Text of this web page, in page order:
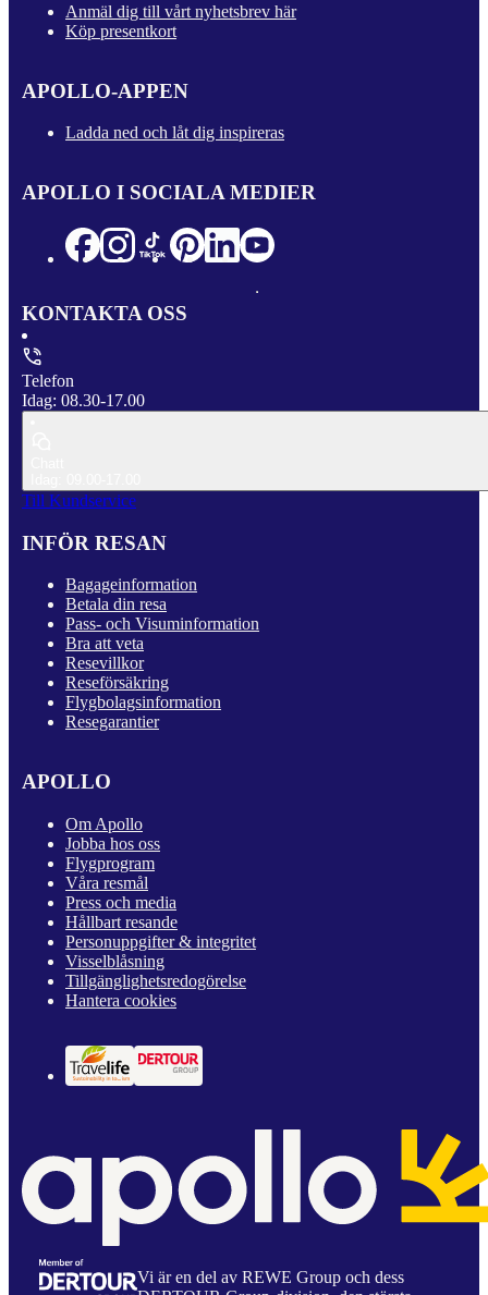
Anmäl dig till vårt nyhetsbrev här
Köp presentkort
APOLLO-APPEN
Ladda ned och låt dig inspireras
APOLLO I SOCIALA MEDIER
KONTAKTA OSS
Telefon
Idag: 08.30-17.00
Till Kundservice
INFÖR RESAN
Bagageinformation
Betala din resa
Pass- och Visuminformation
Bra att veta
Resevillkor
Reseförsäkring
Flygbolagsinformation
Resegarantier
APOLLO
Om Apollo
Jobba hos oss
Flygprogram
Våra resmål
Press och media
Hållbart resande
Personuppgifter & integritet
Visselblåsning
Tillgänglighetsredogörelse
Hantera cookies
Vi är en del av REWE Group och dess